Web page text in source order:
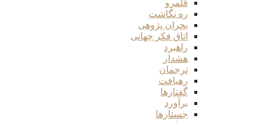
قلمرو
ره نگاشت
بحران پژوهی
اتاق فکر جهانی
راهبرد
هشدار
ترجمان
رهیافت
گفتارها
برآورد
جستارها